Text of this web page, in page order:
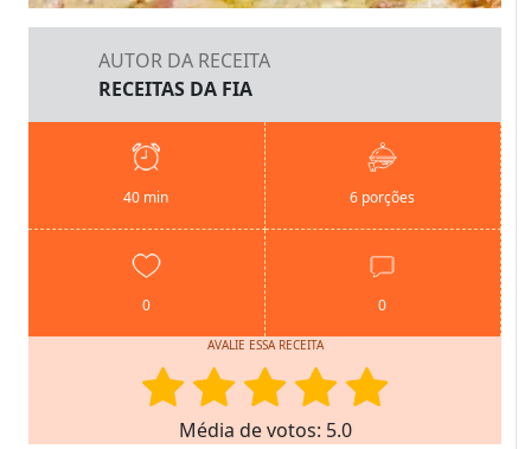
AUTOR DA RECEITA
RECEITAS DA FIA
40 min 6 porções
0 0
AVALIE ESSA RECEITA
Média de votos: 5.0